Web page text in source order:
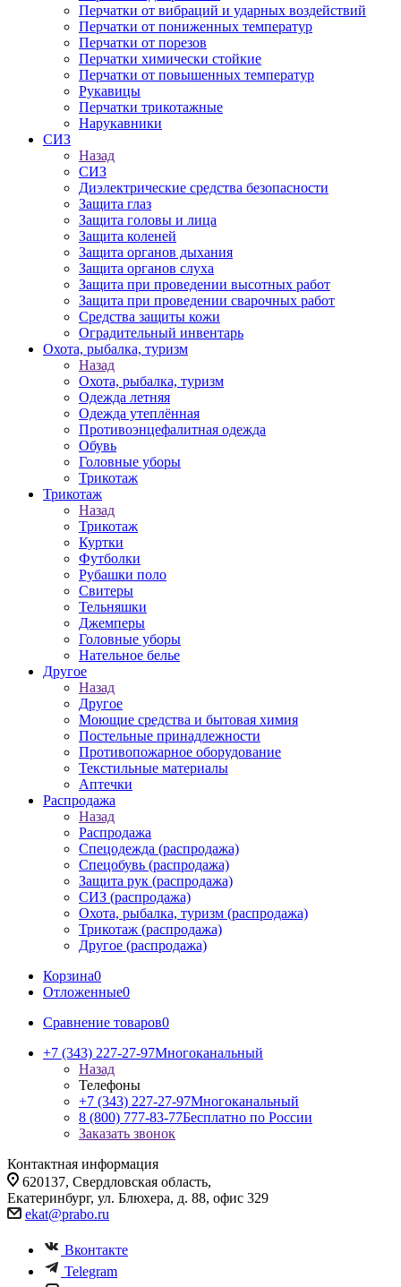
Перчатки от вибраций и ударных воздействий
Перчатки от пониженных температур
Перчатки от порезов
Перчатки химически стойкие
Перчатки от повышенных температур
Рукавицы
Перчатки трикотажные
Нарукавники
СИЗ
Назад
СИЗ
Диэлектрические средства безопасности
Защита глаз
Защита головы и лица
Защита коленей
Защита органов дыхания
Защита органов слуха
Защита при проведении высотных работ
Защита при проведении сварочных работ
Средства защиты кожи
Оградительный инвентарь
Охота, рыбалка, туризм
Назад
Охота, рыбалка, туризм
Одежда летняя
Одежда утеплённая
Противоэнцефалитная одежда
Обувь
Головные уборы
Трикотаж
Трикотаж
Назад
Трикотаж
Куртки
Футболки
Рубашки поло
Свитеры
Тельняшки
Джемперы
Головные уборы
Нательное белье
Другое
Назад
Другое
Моющие средства и бытовая химия
Постельные принадлежности
Противопожарное оборудование
Текстильные материалы
Аптечки
Распродажа
Назад
Распродажа
Спецодежда (распродажа)
Спецобувь (распродажа)
Защита рук (распродажа)
СИЗ (распродажа)
Охота, рыбалка, туризм (распродажа)
Трикотаж (распродажа)
Другое (распродажа)
Корзина0
Отложенные0
Сравнение товаров0
+7 (343) 227-27-97Многоканальный
Назад
Телефоны
+7 (343) 227-27-97Многоканальный
8 (800) 777-83-77Бесплатно по России
Заказать звонок
Контактная информация
620137, Свердловская область,
Екатеринбург, ул. Блюхера, д. 88, офис 329
ekat@prabo.ru
Вконтакте
Telegram